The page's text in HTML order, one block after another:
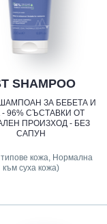
SHAMPOO
ЗА БЕБЕТА И
96% СЪСТАВКИ ОТ
ПРОИЗХОД - БЕЗ
САПУН
типове кожа, Нормална
към суха кожа)